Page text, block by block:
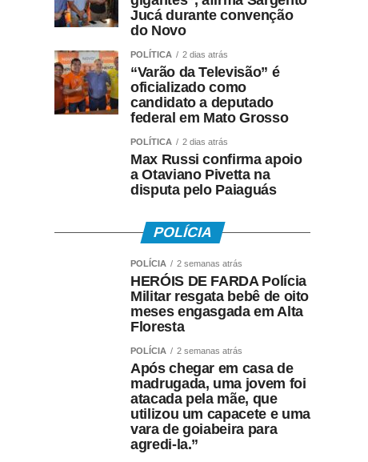
Jucá durante convenção
do Novo
POLÍTICA 2 dias atrás
“Varão da Televisão” é
oficializado como
candidato a deputado
federal em Mato Grosso
POLÍTICA 2 dias atrás
Max Russi confirma apoio
a Otaviano Pivetta na
disputa pelo Paiaguás
POLÍCIA
POLÍCIA 2 semanas atrás
HERÓIS DE FARDA Polícia
Militar resgata bebê de oito
meses engasgada em Alta
Floresta
POLÍCIA 2 semanas atrás
Após chegar em casa de
madrugada, uma jovem foi
atacada pela mãe, que
utilizou um capacete e uma
vara de goiabeira para
agredi-la.”